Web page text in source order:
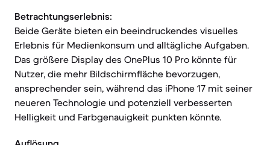
Betrachtungserlebnis:
Beide Geräte bieten ein beeindruckendes visuelles
Erlebnis für Medienkonsum und alltägliche Aufgaben.
Das größere Display des OnePlus 10 Pro könnte für
Nutzer, die mehr Bildschirmfläche bevorzugen,
ansprechender sein, während das iPhone 17 mit seiner
neueren Technologie und potenziell verbesserten
Helligkeit und Farbgenauigkeit punkten könnte.